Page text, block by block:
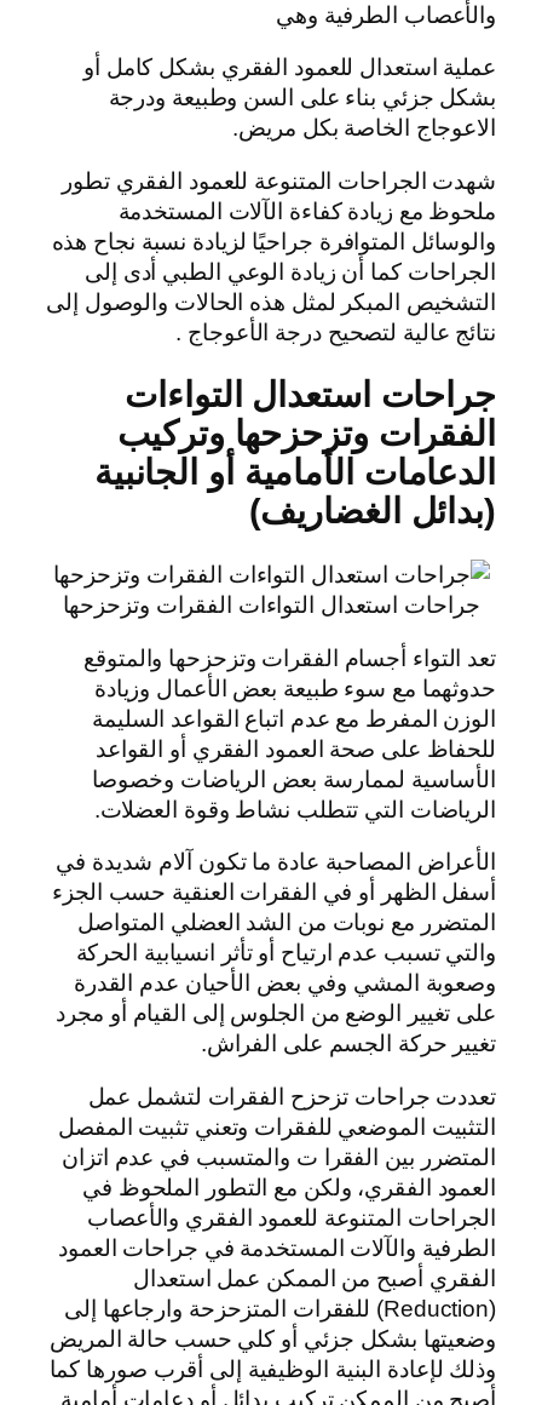
والأعصاب الطرفية وهي
عملية استعدال للعمود الفقري بشكل كامل أو
بشكل جزئي بناء على السن وطبيعة ودرجة
الاعوجاج الخاصة بكل مريض.
شهدت الجراحات المتنوعة للعمود الفقري تطور
ملحوظ مع زيادة كفاءة الآلات المستخدمة
والوسائل المتوافرة جراحيًا لزيادة نسبة نجاح هذه
الجراحات كما أن زيادة الوعي الطبي أدى إلى
التشخيص المبكر لمثل هذه الحالات والوصول إلى
نتائج عالية لتصحيح درجة الأعوجاج .
جراحات استعدال التواءات
الفقرات وتزحزحها وتركيب
الدعامات الأمامية أو الجانبية
(بدائل الغضاريف)
جراحات استعدال التواءات الفقرات وتزحزحها
تعد التواء أجسام الفقرات وتزحزحها والمتوقع
حدوثهما مع سوء طبيعة بعض الأعمال وزيادة
الوزن المفرط مع عدم اتباع القواعد السليمة
للحفاظ على صحة العمود الفقري أو القواعد
الأساسية لممارسة بعض الرياضات وخصوصا
الرياضات التي تتطلب نشاط وقوة العضلات.
الأعراض المصاحبة عادة ما تكون آلام شديدة في
أسفل الظهر أو في الفقرات العنقية حسب الجزء
المتضرر مع نوبات من الشد العضلي المتواصل
والتي تسبب عدم ارتياح أو تأثر انسيابية الحركة
وصعوبة المشي وفي بعض الأحيان عدم القدرة
على تغيير الوضع من الجلوس إلى القيام أو مجرد
تغيير حركة الجسم على الفراش.
تعددت جراحات تزحزح الفقرات لتشمل عمل
التثبيت الموضعي للفقرات وتعني تثبيت المفصل
المتضرر بين الفقرا ت والمتسبب في عدم اتزان
العمود الفقري، ولكن مع التطور الملحوظ في
الجراحات المتنوعة للعمود الفقري والأعصاب
الطرفية والآلات المستخدمة في جراحات العمود
الفقري أصبح من الممكن عمل استعدال
(Reduction) للفقرات المتزحزحة وارجاعها إلى
وضعيتها بشكل جزئي أو كلي حسب حالة المريض
وذلك لإعادة البنية الوظيفية إلى أقرب صورها كما
أصبح من الممكن تركيب بدائل أو دعامات أمامية